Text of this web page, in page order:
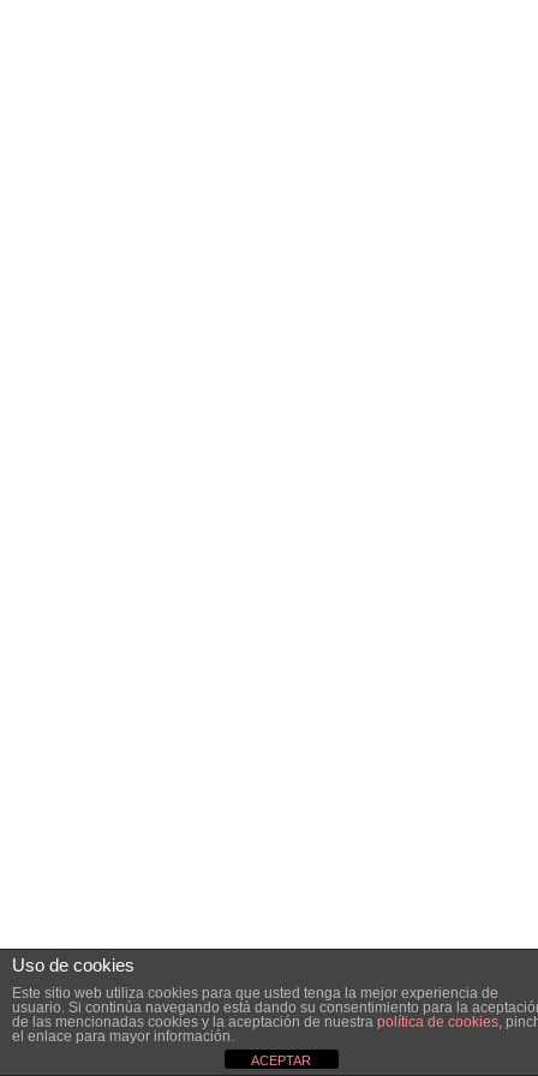
Uso de cookies
Este sitio web utiliza cookies para que usted tenga la mejor experiencia de
usuario. Si continúa navegando está dando su consentimiento para la
de las mencionadas cookies y la aceptación de nuestra política de cookies,
el enlace para mayor información.
ACEPTAR